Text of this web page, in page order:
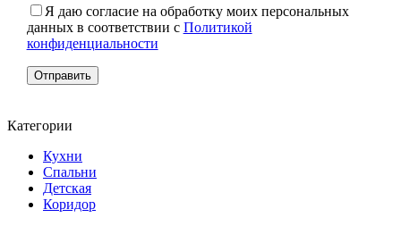
Я даю согласие на обработку моих персональных
данных в соответствии с Политикой
конфиденциальности
Категории
Кухни
Спальни
Детская
Коридор